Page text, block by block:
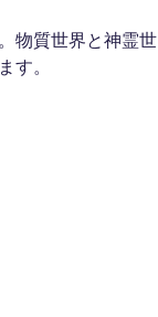
物質世界と神霊世
す。